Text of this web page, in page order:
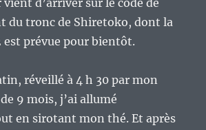
vient d’arriver sur le code de
du tronc de Shiretoko, dont la
est prévue pour bientôt.
réveillé à 4 h 30 par mon
9 mois, j’ai allumé
en sirotant mon thé. Et après